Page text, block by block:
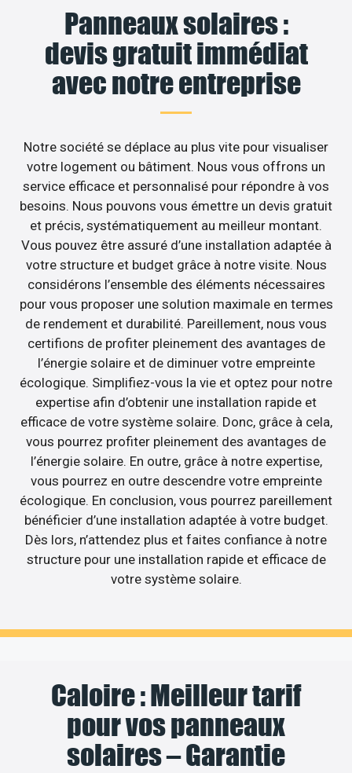
Panneaux solaires :
devis gratuit immédiat
avec notre entreprise
Notre société se déplace au plus vite pour visualiser
votre logement ou bâtiment. Nous vous offrons un
service efficace et personnalisé pour répondre à vos
besoins. Nous pouvons vous émettre un devis gratuit
et précis, systématiquement au meilleur montant.
Vous pouvez être assuré d’une installation adaptée à
votre structure et budget grâce à notre visite. Nous
considérons l’ensemble des éléments nécessaires
pour vous proposer une solution maximale en termes
de rendement et durabilité. Pareillement, nous vous
certifions de profiter pleinement des avantages de
l’énergie solaire et de diminuer votre empreinte
écologique. Simplifiez-vous la vie et optez pour notre
expertise afin d’obtenir une installation rapide et
efficace de votre système solaire. Donc, grâce à cela,
vous pourrez profiter pleinement des avantages de
l’énergie solaire. En outre, grâce à notre expertise,
vous pourrez en outre descendre votre empreinte
écologique. En conclusion, vous pourrez pareillement
bénéficier d’une installation adaptée à votre budget.
Dès lors, n’attendez plus et faites confiance à notre
structure pour une installation rapide et efficace de
votre système solaire.
Caloire : Meilleur tarif
pour vos panneaux
solaires – Garantie